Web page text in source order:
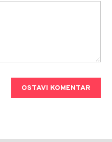
OSTAVI KOMENTAR